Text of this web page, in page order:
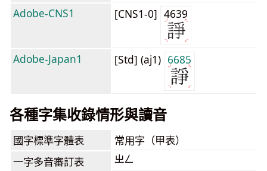
Adobe-CNS1
[CNS1-0] 4639
Adobe-Japan1 [Std] (aj1) 6685
各種字集收錄情形與讀音
國字標準字體表 常用字（甲表）
一字多音審訂表 ㄓㄥ